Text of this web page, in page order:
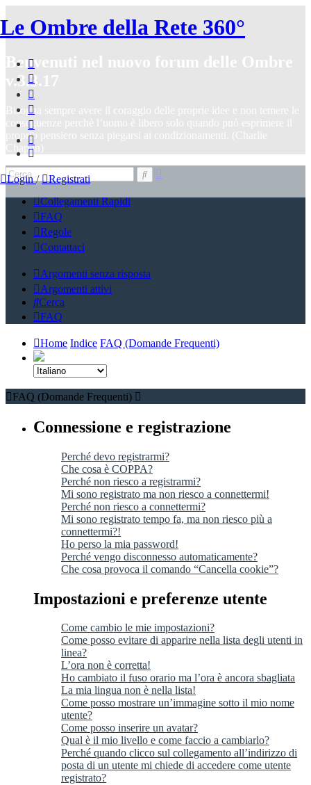
Le Ombre della Rete 360°
Login/ Registrati
Benvenuti nel nuovo forum delle Ombre
v.3.3.17
Bisogna sempre avere il coraggio delle proprie idee e non temere le
conseguenze perchè l’uomo è libero solo quando può esprimere il
proprio pensiero senza piegarsi ai condizionamenti. (Charlie
Chaplin)
Collegamenti Rapidi
FAQ
Regole
Contattaci
Argomenti senza risposta
Argomenti attivi
Cerca
FAQ
Home Indice FAQ (Domande Frequenti)
FAQ (Domande Frequenti)
Connessione e registrazione
Perché devo registrarmi?
Che cosa è COPPA?
Perché non riesco a registrarmi?
Mi sono registrato ma non riesco a connettermi!
Perché non riesco a connettermi?
Mi sono registrato tempo fa, ma non riesco più a
connettermi?!
Ho perso la mia password!
Perché vengo disconnesso automaticamente?
Che cosa provoca il comando “Cancella cookie”?
Impostazioni e preferenze utente
Come cambio le mie impostazioni?
Come posso evitare di apparire nella lista degli utenti in
linea?
L’ora non è corretta!
Ho cambiato il fuso orario ma l’ora è ancora sbagliata
La mia lingua non è nella lista!
Come posso mostrare un’immagine sotto il mio nome
utente?
Come posso inserire un avatar?
Qual è il mio livello e come faccio a cambiarlo?
Perché quando clicco sul collegamento all’indirizzo di
posta di un utente mi chiede di accedere come utente
registrato?